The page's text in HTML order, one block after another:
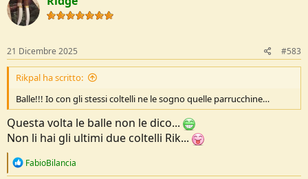
t
i
o
s
:
21 Dicembre 2025 #583
Rikpal ha scritto:
Balle!!! Io con gli stessi coltelli ne le sogno quelle parrucchine…
Questa volta le balle non le dico...
Non li hai gli ultimi due coltelli Rik...
R
FabioBilancia